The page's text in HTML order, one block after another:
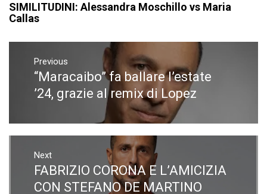
SIMILITUDINI: Alessandra Moschillo vs Maria
Callas
Navigazione
articoli
Previous
Previous
post:
“Maracaibo” fa ballare l’estate
’24, grazie al remix di Lopez
Next
Next
post:
FABRIZIO CORONA E L’AMICIZIA
CON STEFANO DE MARTINO